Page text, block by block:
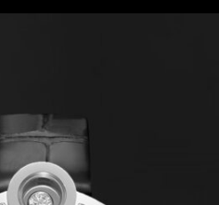
ilk 6 taksite %0 komisyon
TAKI VE MÜCEVHER